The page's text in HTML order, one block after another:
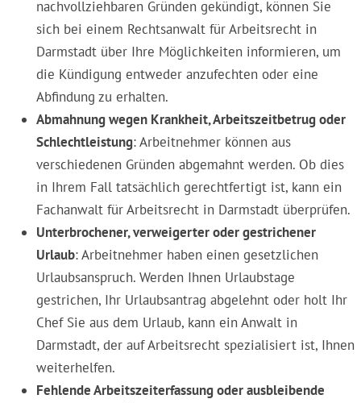
nachvollziehbaren Gründen gekündigt, können Sie
sich bei einem Rechtsanwalt für Arbeitsrecht in
Darmstadt über Ihre Möglichkeiten informieren, um
die Kündigung entweder anzufechten oder eine
Abfindung zu erhalten.
Abmahnung wegen Krankheit, Arbeitszeitbetrug oder
Schlechtleistung: Arbeitnehmer können aus
verschiedenen Gründen abgemahnt werden. Ob dies
in Ihrem Fall tatsächlich gerechtfertigt ist, kann ein
Fachanwalt für Arbeitsrecht in Darmstadt überprüfen.
Unterbrochener, verweigerter oder gestrichener
Urlaub: Arbeitnehmer haben einen gesetzlichen
Urlaubsanspruch. Werden Ihnen Urlaubstage
gestrichen, Ihr Urlaubsantrag abgelehnt oder holt Ihr
Chef Sie aus dem Urlaub, kann ein Anwalt in
Darmstadt, der auf Arbeitsrecht spezialisiert ist, Ihnen
weiterhelfen.
Fehlende Arbeitszeiterfassung oder ausbleibende